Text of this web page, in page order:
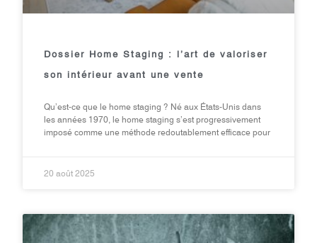
Dossier Home Staging : l’art de valoriser
son intérieur avant une vente
Qu’est-ce que le home staging ? Né aux États-Unis dans
les années 1970, le home staging s’est progressivement
imposé comme une méthode redoutablement efficace pour
20 août 2025